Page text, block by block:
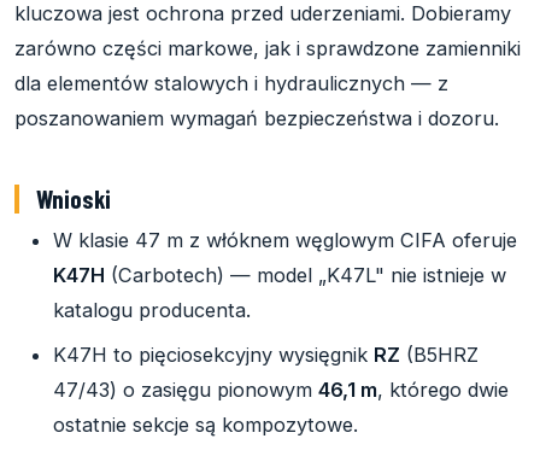
kluczowa jest ochrona przed uderzeniami. Dobieramy
zarówno części markowe, jak i sprawdzone zamienniki
dla elementów stalowych i hydraulicznych — z
poszanowaniem wymagań bezpieczeństwa i dozoru.
Wnioski
W klasie 47 m z włóknem węglowym CIFA oferuje
K47H (Carbotech) — model „K47L" nie istnieje w
katalogu producenta.
K47H to pięciosekcyjny wysięgnik RZ (B5HRZ
47/43) o zasięgu pionowym 46,1 m, którego dwie
ostatnie sekcje są kompozytowe.